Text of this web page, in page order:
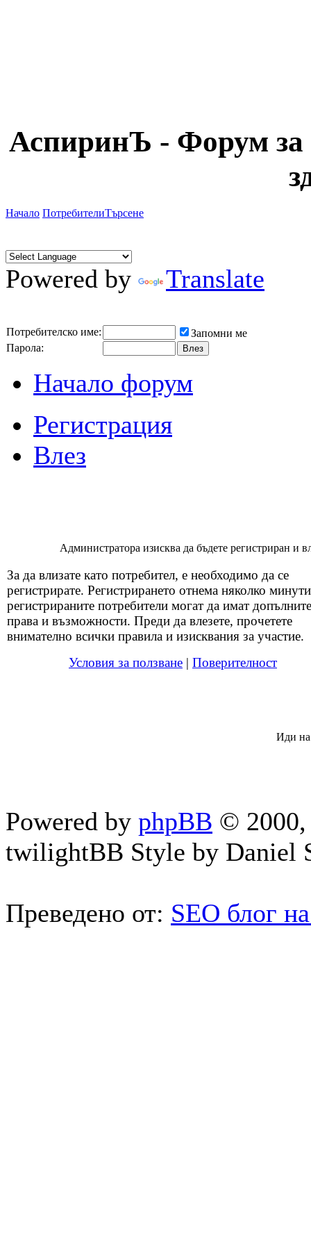
АспиринЪ - Форум за
Начало ПотребителиТърсене
Powered by Translate
Потребителско име:
Запомни ме
Парола:
Начало форум
Регистрация
Влез
Администратора изисква да бъдете регистриран и
За да влизате като потребител, е необходимо да се
регистрирате. Регистрирането отнема няколко
регистрираните потребители могат да имат
права и възможности. Преди да влезете, прочетете
внимателно всички правила и изисквания за участие.
Условия за ползване | Поверителност
Иди
Powered by phpBB © 2000,
twilightBB Style by Daniel
Преведено от: SEO блог